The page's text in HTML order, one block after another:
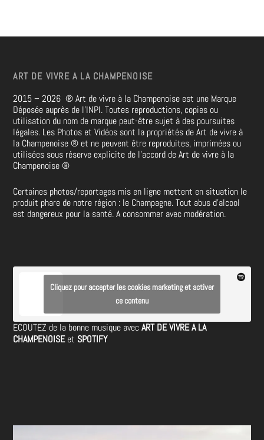
ART DE VIVRE A LA CHAMPENOISE
2015 – 2026®Art de vivre à la Champenoise est une Marque
Déposée auprès de l’INPI. Toutes reproductions, copies ou
utilisation du nom de marque peut-être sujet à des poursuites
légales. Les Photos et Vidéos sont la propriétés de Art de vivre à
la Champenoise® et ne peuvent être reproduites, imprimées ou
utilisées sous réserve explicite de l’accord de Art de vivre à la
Champenoise®
Certaines photos/reportages mis en ligne mettent en situation le
produit phare de notre région : le Champagne. Tout abus d’alcool
est dangereux pour la santé. A consommer avec modération.
Cliquez pour accepter les cookies marketing et activer
ce contenu
ECOUTEZ de la bonne musique avecART DE VIVRE A LA
CHAMPENOISEet SPOTIFY